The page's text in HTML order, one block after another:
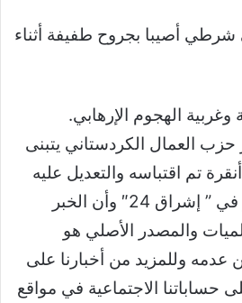
أصيبا بجروح طفيفة أثناء
الهجوم الإرهابي.
حزب العمال الكردستاني يتبنى
تم اقتباسه والتعديل عليه
من قبل فريق التحرير في ” إشراق 24″ وأن الخبر
والمصدر الأصلي هو
عدمه وللمزيد من أخبارنا على
حساباتنا الاجتماعية في مواقع